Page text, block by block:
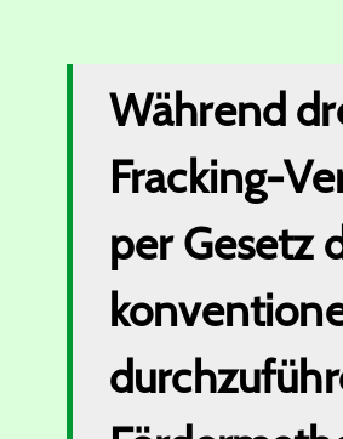
Während
Fracking-
per Gesetz